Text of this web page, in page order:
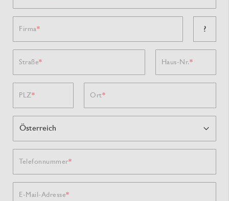
Firma ?
Straße Haus-Nr.
PLZ Ort
Telefonnummer
E-Mail-Adresse